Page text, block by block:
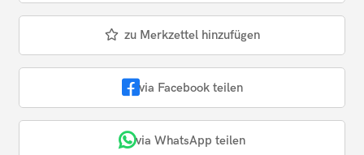
zu Merkzettel hinzufügen
via Facebook teilen
via WhatsApp teilen